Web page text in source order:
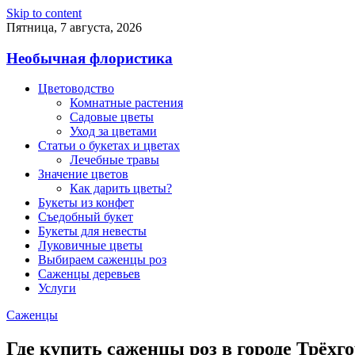
Skip to content
Пятница, 7 августа, 2026
Необычная флористика
Цветоводство
Комнатные растения
Садовые цветы
Уход за цветами
Статьи о букетах и цветах
Лечебные травы
Значение цветов
Как дарить цветы?
Букеты из конфет
Съедобный букет
Букеты для невесты
Луковичные цветы
Выбираем саженцы роз
Саженцы деревьев
Услуги
Саженцы
Где купить саженцы роз в городе